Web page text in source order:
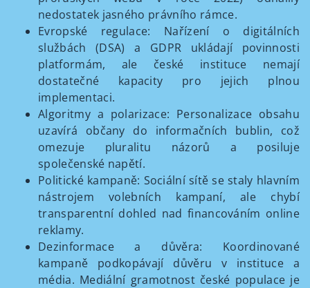
nedostatek jasného právního rámce.
Evropské regulace: Nařízení o digitálních
službách (DSA) a GDPR ukládají povinnosti
platformám, ale české instituce nemají
dostatečné kapacity pro jejich plnou
implementaci.
Algoritmy a polarizace: Personalizace obsahu
uzavírá občany do informačních bublin, což
omezuje pluralitu názorů a posiluje
společenské napětí.
Politické kampaně: Sociální sítě se staly hlavním
nástrojem volebních kampaní, ale chybí
transparentní dohled nad financováním online
reklamy.
Dezinformace a důvěra: Koordinované
kampaně podkopávají důvěru v instituce a
média. Mediální gramotnost české populace je